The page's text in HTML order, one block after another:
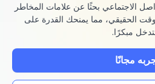
منصات التواصل الاجتماعي بحثًا عن علامات المخاطر
الحقيقي، مما يمنحك القدرة على
مبكرًا.
مجانًا